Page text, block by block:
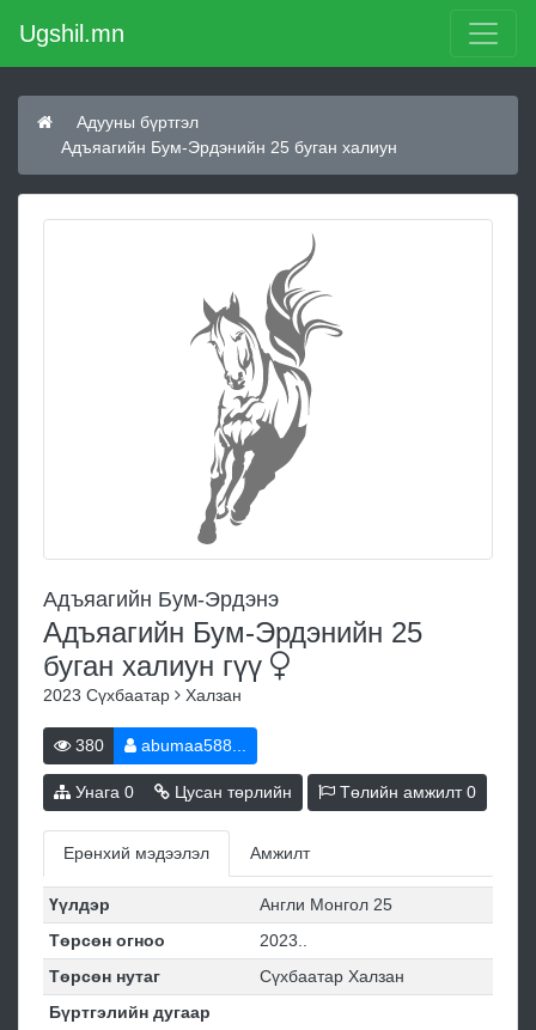
Ugshil.mn
Адууны бүртгэл
Адъяагийн Бум-Эрдэнийн 25 буган халиун
Адъяагийн Бум-Эрдэнэ
Адъяагийн Бум-Эрдэнийн 25
буган халиун гүү
2023 Сүхбаатар Халзан
380 abumaa588...
Унага 0 Цусан төрлийн Төлийн амжилт0
Ерөнхий мэдээлэл Амжилт
Үүлдэр
Англи Монгол 25
Төрсөн огноо
2023..
Төрсөн нутаг
Сүхбаатар Халзан
Бүртгэлийн дугаар